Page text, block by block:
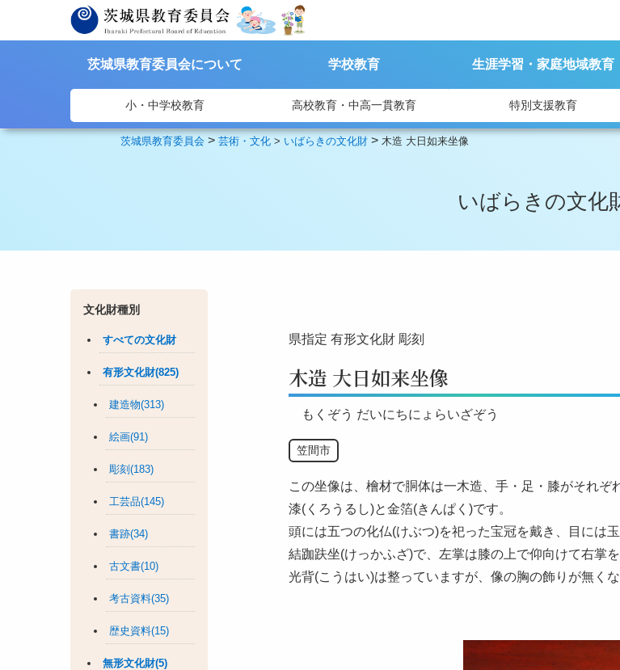
茨城県教育委員会について 学校教育 生涯学習・家庭地域教育
小・中学校教育 高校教育・中高一貫教育 特別支援教育
茨城県教育委員会 >芸術・文化 > いばらきの文化財 > 木造 大日如来坐像
いばらきの文化
文化財種別
すべての文化財
有形文化財(825)
建造物(313)
絵画(91)
彫刻(183)
工芸品(145)
書跡(34)
古文書(10)
考古資料(35)
歴史資料(15)
無形文化財(5)
県指定 有形文化財 彫刻
木造 大日如来坐像
もくぞう だいにちにょらいざぞう
笠間市
この坐像は、檜材で胴体は一木造、手・足・膝がそれ
漆(くろうるし)と金箔(きんぱく)です。
頭には五つの化仏(けぶつ)を祀った宝冠を戴き、目には
結跏趺坐(けっかふざ)で、左掌は膝の上で仰向けて右掌
光背(こうはい)は整っていますが、像の胸の飾りが無くな